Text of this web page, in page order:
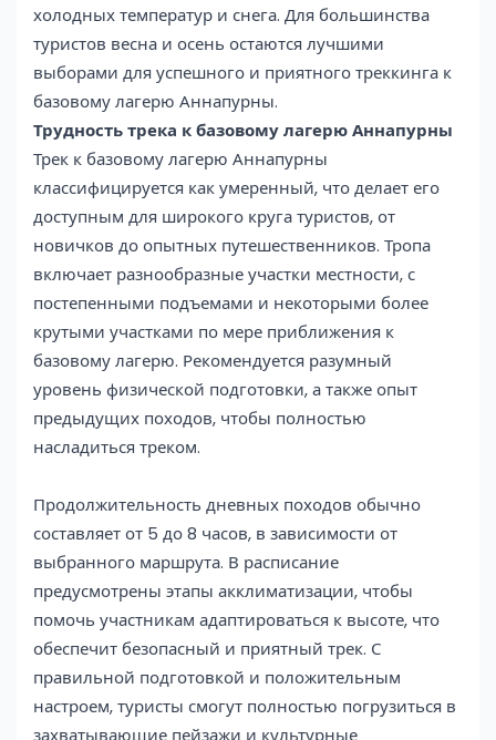
холодных температур и снега. Для большинства
туристов весна и осень остаются лучшими
выборами для успешного и приятного треккинга к
базовому лагерю Аннапурны.
Трудность трека к базовому лагерю Аннапурны
Трек к базовому лагерю Аннапурны
классифицируется как умеренный, что делает его
доступным для широкого круга туристов, от
новичков до опытных путешественников. Тропа
включает разнообразные участки местности, с
постепенными подъемами и некоторыми более
крутыми участками по мере приближения к
базовому лагерю. Рекомендуется разумный
уровень физической подготовки, а также опыт
предыдущих походов, чтобы полностью
насладиться треком.
Продолжительность дневных походов обычно
составляет от 5 до 8 часов, в зависимости от
выбранного маршрута. В расписание
предусмотрены этапы акклиматизации, чтобы
помочь участникам адаптироваться к высоте, что
обеспечит безопасный и приятный трек. С
правильной подготовкой и положительным
настроем, туристы смогут полностью погрузиться в
захватывающие пейзажи и культурные